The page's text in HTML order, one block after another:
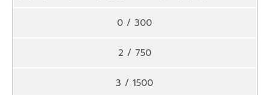
0 / 300
2 / 750
3 / 1500